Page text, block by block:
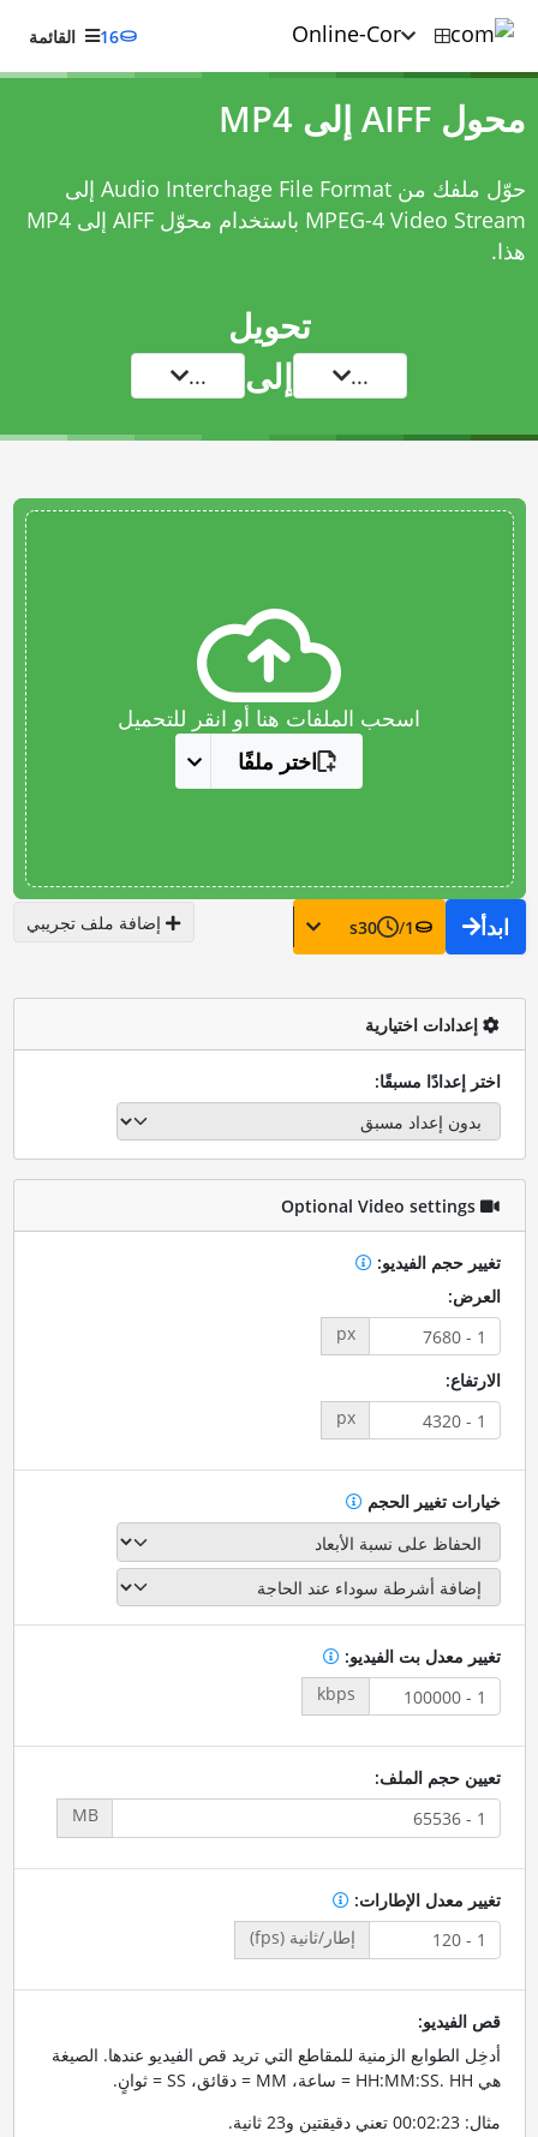
16 القائمة
محول AIFF إلى MP4
حوّل ملفك من Audio Interchage File Format إلى
MPEG-4 Video Stream باستخدام
محوّل AIFF إلى MP4
هذا.
تحويل
... إلى ...
اسحب الملفات هنا أو انقر للتحميل
اختر ملفًا
ابدأ 1
/
30
s إضافة ملف تجريبي
إعدادات اختيارية
اختر إعدادًا مسبقًا:
Optional Video settings
تغيير حجم الفيديو:
العرض:
px
الارتفاع:
px
خيارات تغيير الحجم
تغيير معدل بت الفيديو:
kbps
تعيين حجم الملف:
MB
تغيير معدل الإطارات:
إطار/ثانية (fps)
قص الفيديو:
أدخِل الطوابع الزمنية للمقاطع التي تريد قص الفيديو عندها. الصيغة
هي HH:MM:SS. HH = ساعة، MM = دقائق، SS = ثوانٍ.
مثال: 00:02:23 تعني دقيقتين و23 ثانية.